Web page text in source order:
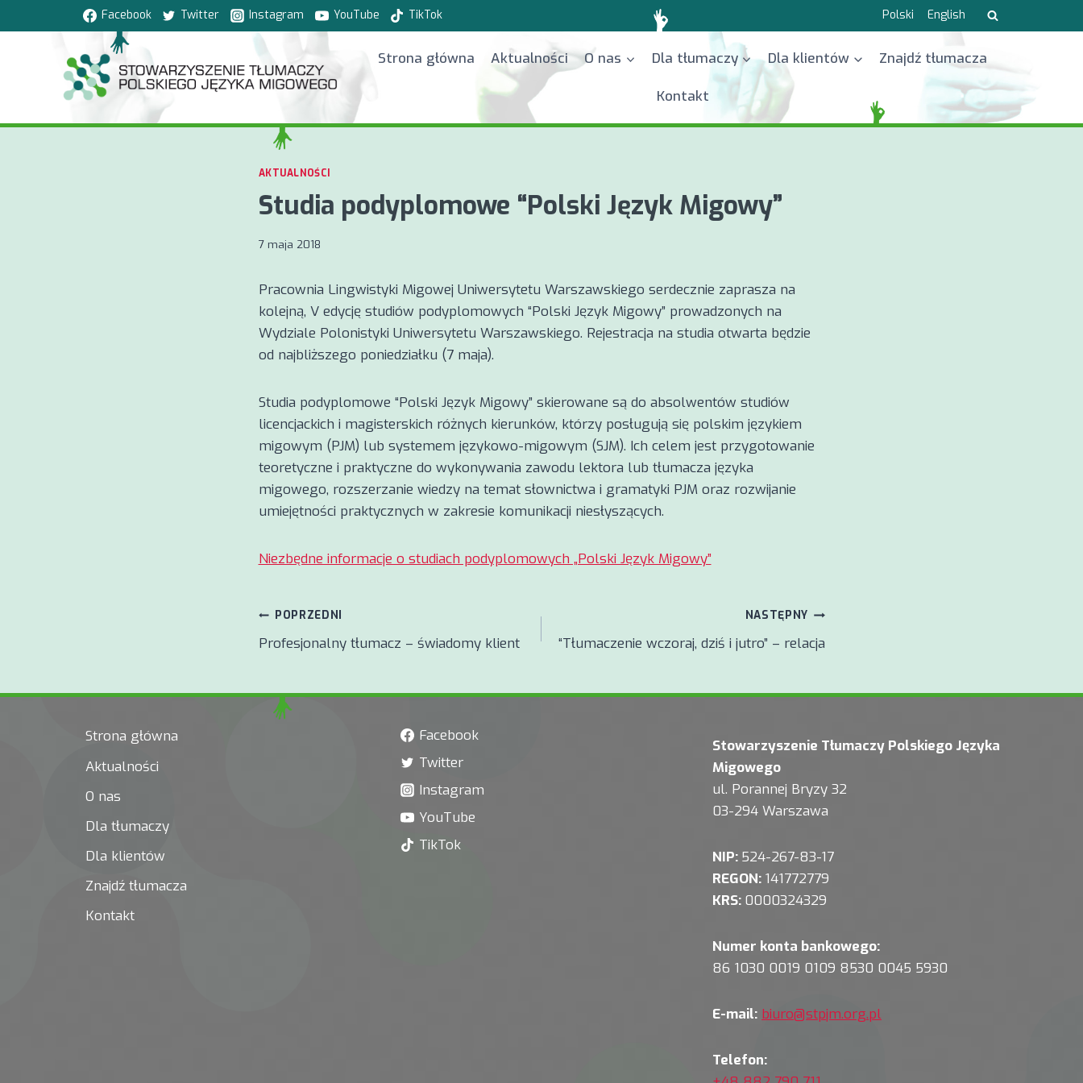
do
Facebook Twitter Instagram YouTube TikTok Polski English
Strona główna Aktualności O nas Dla tłumaczy Dla klientów Znajdź tłumacza
Kontakt
AKTUALNOŚCI
Studia podyplomowe “Polski Język Migowy”
7 maja 2018
Pracownia Lingwistyki Migowej Uniwersytetu Warszawskiego serdecznie zaprasza na
kolejną, V edycję studiów podyplomowych “Polski Język Migowy” prowadzonych na
Wydziale Polonistyki Uniwersytetu Warszawskiego. Rejestracja na studia otwarta będzie
od najbliższego poniedziałku (7 maja).
Studia podyplomowe “Polski Język Migowy” skierowane są do absolwentów studiów
licencjackich i magisterskich różnych kierunków, którzy posługują się polskim językiem
migowym (PJM) lub systemem językowo-migowym (SJM). Ich celem jest przygotowanie
teoretyczne i praktyczne do wykonywania zawodu lektora lub tłumacza języka
migowego, rozszerzanie wiedzy na temat słownictwa i gramatyki PJM oraz rozwijanie
umiejętności praktycznych w zakresie komunikacji niesłyszących.
Niezbędne informacje o studiach podyplomowych „Polski Język Migowy”
Nawigacja
wpisu
POPRZEDNI
Profesjonalny tłumacz – świadomy klient
NASTĘPNY
“Tłumaczenie wczoraj, dziś i jutro” – relacja
Strona główna
Aktualności
O nas
Dla tłumaczy
Dla klientów
Znajdź tłumacza
Kontakt
Facebook
Twitter
Instagram
YouTube
TikTok
Stowarzyszenie Tłumaczy Polskiego Języka
Migowego
ul. Porannej Bryzy 32
03-294 Warszawa
NIP: 524-267-83-17
REGON: 141772779
KRS: 0000324329
Numer konta bankowego:
86 1030 0019 0109 8530 0045 5930
E-mail: biuro@stpjm.org.pl
Telefon: